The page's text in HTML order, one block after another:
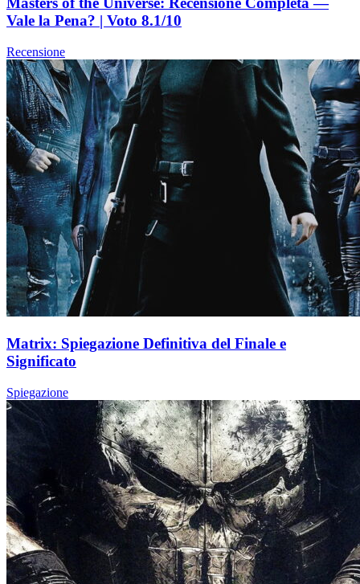
Vale la Pena? | Voto 8.1/10
Recensione
Matrix: Spiegazione Definitiva del Finale e
Significato
Spiegazione